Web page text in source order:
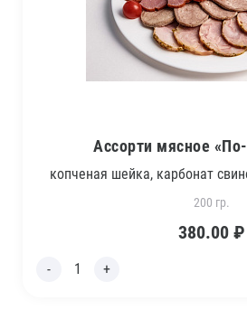
Ассорти мясное
копченая шейка, карбонат
200 гр.
380.00 ₽